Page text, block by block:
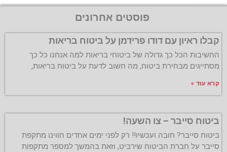
פוסטים אחרונים
קבלו ראיון עם דודו פרידמן על ביטוח בריאות
החשיבות הכל כך גדולה של ביטוחי בריאות למה אנחנו כל כך
מסתייגים מבחירת ביטוח, מה חשוב לדעת על ביטוח בריאות,
קרא עוד »
ביטוח סייבר – צו השעה!
ביטוח סייבר? חובה ועכשיו!! רק לפני ימים אחדים חווינו מתקפת
סייבר על חברת הביטוח שירביט, וזאת בהמשך למספר מתקפות